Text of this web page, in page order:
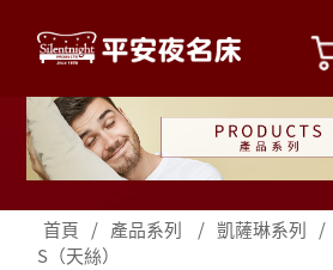
首頁 / 產品系列 / 凱薩琳系列 /
S（天絲）